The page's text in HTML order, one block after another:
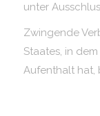
unter
Zwingende
Staates, in
Aufenthalt hat,